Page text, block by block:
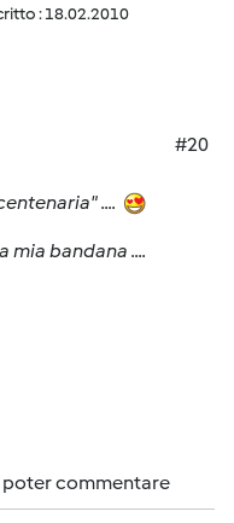
: 18.02.2010
#20
....
mia bandana ....
poter commentare